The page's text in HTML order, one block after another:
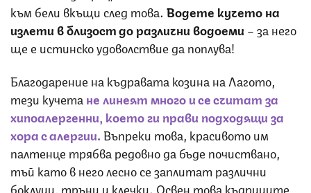
към бели вкъщи след това. Водете кучето на
излети в близост до различни водоеми – за него
ще е истинско удоволствие да поплува!
Благодарение на къдравата козина на Лагото,
тези кучета не линеят много и се считат за
хипоалергенни, което ги прави подходящи за
хора с алергии. Въпреки това, красивото им
палтенце трябва редовно да бъде почиствано,
тъй като в него лесно се заплитат различни
боклуци, тръни и клечки. Освен това къдриците